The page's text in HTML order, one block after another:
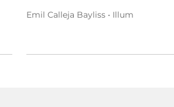
Emil Calleja Bayliss • Illum